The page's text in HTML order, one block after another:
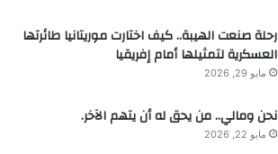
رحلة صنعت الهيبة.. كيف اختارت موريتانيا طائرتها
العسكرية لتمثيلها أمام إفريقيا
مايو 29, 2026
نحن ومالي.. من يحق له أن يتهم الآخر.
مايو 22, 2026